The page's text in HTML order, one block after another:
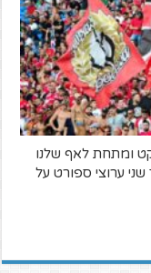
ומתחת לאף שלנו
ערוצי ספורט על